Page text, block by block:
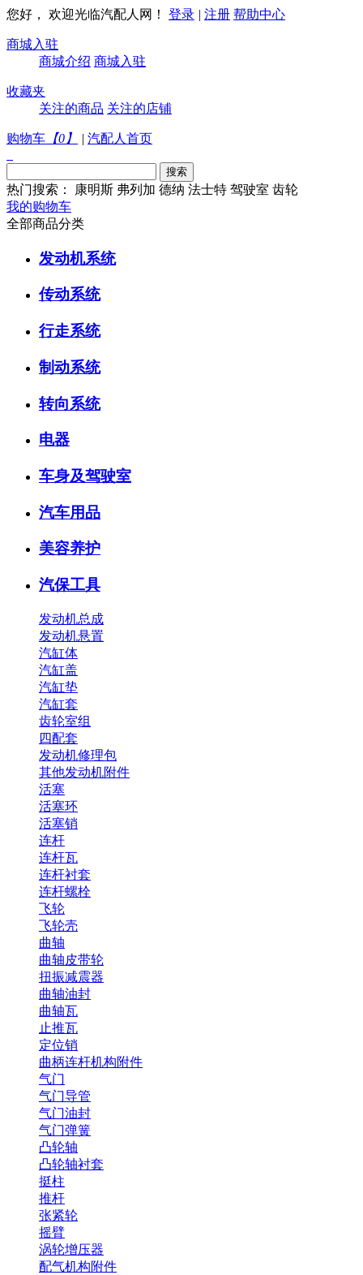
您好， 欢迎光临汽配人网！ 登录 | 注册 帮助中心
商城入驻
商城介绍 商城入驻
收藏夹
关注的商品 关注的店铺
购物车 【0 】 | 汽配人首页
热门搜索： 康明斯 弗列加 德纳 法士特 驾驶室 齿轮
我的购物车
全部商品分类
发动机系统
传动系统
行走系统
制动系统
转向系统
电器
车身及驾驶室
汽车用品
美容养护
汽保工具
发动机总成
发动机悬置
汽缸体
汽缸盖
汽缸垫
汽缸套
齿轮室组
四配套
发动机修理包
其他发动机附件
活塞
活塞环
活塞销
连杆
连杆瓦
连杆衬套
连杆螺栓
飞轮
飞轮壳
曲轴
曲轴皮带轮
扭振减震器
曲轴油封
曲轴瓦
止推瓦
定位销
曲柄连杆机构附件
气门
气门导管
气门油封
气门弹簧
凸轮轴
凸轮轴衬套
挺柱
推杆
张紧轮
摇臂
涡轮增压器
配气机构附件